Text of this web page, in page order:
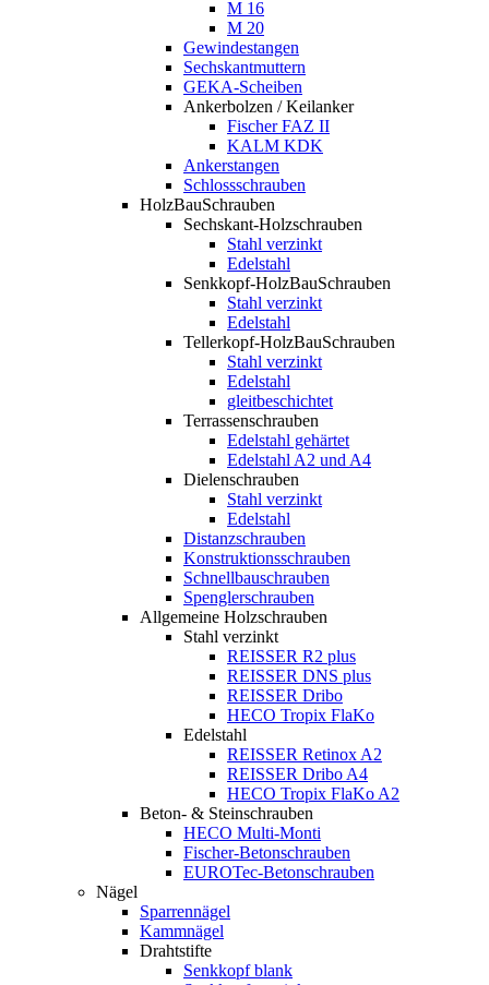
M 16
M 20
Gewindestangen
Sechskantmuttern
GEKA-Scheiben
Ankerbolzen / Keilanker
Fischer FAZ II
KALM KDK
Ankerstangen
Schlossschrauben
HolzBauSchrauben
Sechskant-Holzschrauben
Stahl verzinkt
Edelstahl
Senkkopf-HolzBauSchrauben
Stahl verzinkt
Edelstahl
Tellerkopf-HolzBauSchrauben
Stahl verzinkt
Edelstahl
gleitbeschichtet
Terrassenschrauben
Edelstahl gehärtet
Edelstahl A2 und A4
Dielenschrauben
Stahl verzinkt
Edelstahl
Distanzschrauben
Konstruktionsschrauben
Schnellbauschrauben
Spenglerschrauben
Allgemeine Holzschrauben
Stahl verzinkt
REISSER R2 plus
REISSER DNS plus
REISSER Dribo
HECO Tropix FlaKo
Edelstahl
REISSER Retinox A2
REISSER Dribo A4
HECO Tropix FlaKo A2
Beton- & Steinschrauben
HECO Multi-Monti
Fischer-Betonschrauben
EUROTec-Betonschrauben
Nägel
Sparrennägel
Kammnägel
Drahtstifte
Senkkopf blank